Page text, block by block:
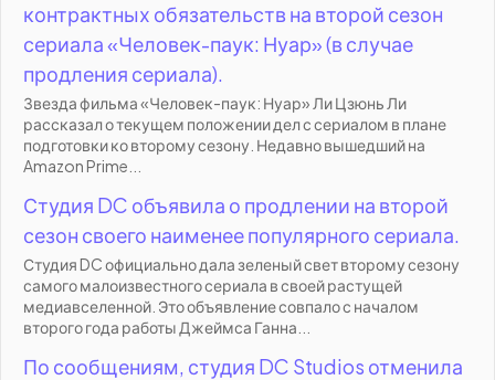
контрактных обязательств на второй сезон
сериала «Человек-паук: Нуар» (в случае
продления сериала).
Звезда фильма «Человек-паук: Нуар» Ли Цзюнь Ли
рассказал о текущем положении дел с сериалом в плане
подготовки ко второму сезону. Недавно вышедший на
Amazon Prime...
Студия DC объявила о продлении на второй
сезон своего наименее популярного сериала.
Студия DC официально дала зеленый свет второму сезону
самого малоизвестного сериала в своей растущей
медиавселенной. Это объявление совпало с началом
второго года работы Джеймса Ганна...
По сообщениям, студия DC Studios отменила